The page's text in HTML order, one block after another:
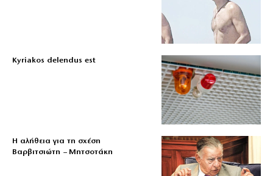
Kyriakos delendus est
Η αλήθεια για τη σχέση
Βαρβιτσιώτη – Μητσοτάκη